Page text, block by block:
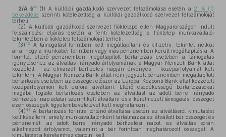
2/A. §41 (1) A külföldi gazdálkodó szervezet felszámolása esetén a 2. § (1)
bekezdése szerinti kötelezettség a külföldi gazdálkodó szervezet felszámolóját
terheli.
(2) A külföldi gazdálkodó szervezet fióktelepe ellen Magyarországon indult
felszámolási eljárás esetén a fenti kötelezettség a fióktelep munkavállalói
tekintetében a fióktelep felszámolóját terheli.
(3)42
A támogatást forintban kell megállapítani és kifizetni, tekintet nélkül
arra, hogy a munkabér forintban vagy más pénznemben került megállapításra. A
forinttól eltérő pénznemben megállapított bértartozás esetében a támogatás
igényléséhez az átváltás irányadó árfolyamának a Magyar Nemzeti Bank által
közzétett – az elmaradt bérfizetés napján érvényes – középárfolyamát kell
tekinteni. A Magyar Nemzeti Bank által nem jegyzett pénznemben megállapított
bértartozás esetében az összeget először az Európai Központi Bank által közzétett
középárfolyamon kell euróra átváltani. Eltérő esedékességű bértartozásokat
magába foglaló bértartozás esetében az átváltást az adott bérre irányadó
bérfizetési nap adatai szerint kell átváltani és a kérelmezett támogatási összeget
ezen összegek figyelembevételével kell meghatározni.
(4)43 A bértartozás forintra történő átváltása esetén az átváltásról kimutatást
kell készíteni, amely munkavállalónként tartalmazza az átváltott bér összegét és
pénznemét, az adott bérre irányadó bérfizetési napot, az átváltás során
alkalmazott árfolyamot, valamint a bér forintban meghatározott összegét. A
kimutatást a kérelemhez csatolni kell.